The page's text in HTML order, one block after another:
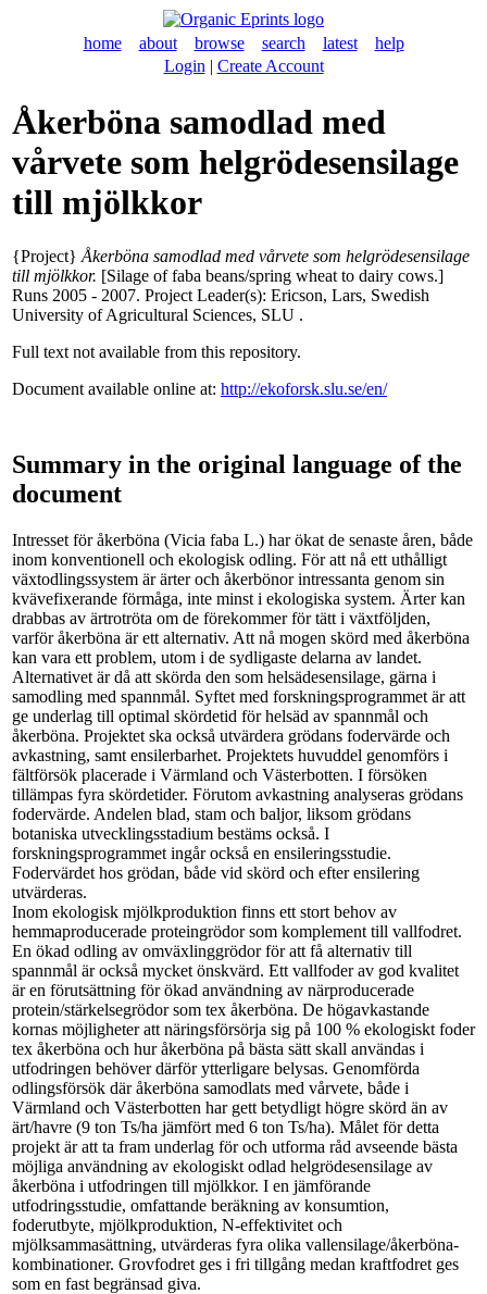
home about browse search latest
help
Login | Create Account
Åkerböna samodlad med
vårvete som helgrödesensilage
till mjölkkor
{Project} Åkerböna samodlad med vårvete som helgrödesensilage
till mjölkkor. [Silage of faba beans/spring wheat to dairy cows.]
Runs 2005 - 2007. Project Leader(s): Ericson, Lars, Swedish
University of Agricultural Sciences, SLU .
Full text not available from this repository.
Document available online at: http://ekoforsk.slu.se/en/
Summary in the original language of the
document
Intresset för åkerböna (Vicia faba L.) har ökat de senaste åren, både
inom konventionell och ekologisk odling. För att nå ett uthålligt
växtodlingssystem är ärter och åkerbönor intressanta genom sin
kvävefixerande förmåga, inte minst i ekologiska system. Ärter kan
drabbas av ärtrotröta om de förekommer för tätt i växtföljden,
varför åkerböna är ett alternativ. Att nå mogen skörd med åkerböna
kan vara ett problem, utom i de sydligaste delarna av landet.
Alternativet är då att skörda den som helsädesensilage, gärna i
samodling med spannmål. Syftet med forskningsprogrammet är att
ge underlag till optimal skördetid för helsäd av spannmål och
åkerböna. Projektet ska också utvärdera grödans fodervärde och
avkastning, samt ensilerbarhet. Projektets huvuddel genomförs i
fältförsök placerade i Värmland och Västerbotten. I försöken
tillämpas fyra skördetider. Förutom avkastning analyseras grödans
fodervärde. Andelen blad, stam och baljor, liksom grödans
botaniska utvecklingsstadium bestäms också. I
forskningsprogrammet ingår också en ensileringsstudie.
Fodervärdet hos grödan, både vid skörd och efter ensilering
utvärderas.
Inom ekologisk mjölkproduktion finns ett stort behov av
hemmaproducerade proteingrödor som komplement till vallfodret.
En ökad odling av omväxlinggrödor för att få alternativ till
spannmål är också mycket önskvärd. Ett vallfoder av god kvalitet
är en förutsättning för ökad användning av närproducerade
protein/stärkelsegrödor som tex åkerböna. De högavkastande
kornas möjligheter att näringsförsörja sig på 100 % ekologiskt foder
tex åkerböna och hur åkerböna på bästa sätt skall användas i
utfodringen behöver därför ytterligare belysas. Genomförda
odlingsförsök där åkerböna samodlats med vårvete, både i
Värmland och Västerbotten har gett betydligt högre skörd än av
ärt/havre (9 ton Ts/ha jämfört med 6 ton Ts/ha). Målet för detta
projekt är att ta fram underlag för och utforma råd avseende bästa
möjliga användning av ekologiskt odlad helgrödesensilage av
åkerböna i utfodringen till mjölkkor. I en jämförande
utfodringsstudie, omfattande beräkning av konsumtion,
foderutbyte, mjölkproduktion, N-effektivitet och
mjölksammasättning, utvärderas fyra olika vallensilage/åkerböna-
kombinationer. Grovfodret ges i fri tillgång medan kraftfodret ges
som en fast begränsad giva.